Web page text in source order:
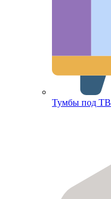
Тумбы под ТВ